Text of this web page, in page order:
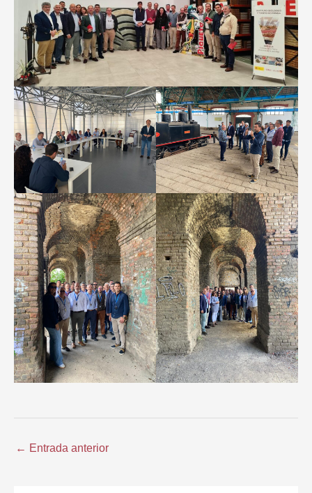
← Entrada anterior